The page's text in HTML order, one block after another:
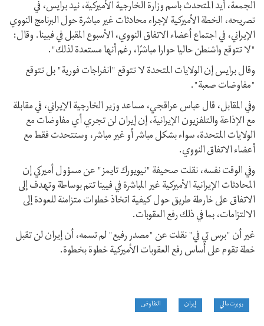
الجمعة، أيد المتحدث باسم وزارة الخارجية الأميركية، نيد برايس، في
تصريحه، الخطة الأميركية لإجراء محادثات غير مباشرة حول البرنامج النووي
الإيراني، في اجتماع أعضاء الاتفاق النووي، الأسبوع المقبل في فيينا. وقال:
"لا تتوقع واشنطن حاليا حوارا مباشرًا، رغم أنها مستعدة لذلك".
وقال برايس إن الولايات المتحدة لا تتوقع "انفراجات فورية" بل تتوقع
"مفاوضات صعبة".
وفي المقابل، قال عباس عراقجي، مساعد وزير الخارجية الإيراني، في مقابلة
مع الإذاعة والتلفزيون الإيرانية، إن إيران لن تجري أي مفاوضات مع
الولايات المتحدة، سواء بشكل مباشر أو غير مباشر، وستتحدث فقط مع
أعضاء الاتفاق النووي.
وفي الوقت نفسه، نقلت صحيفة "نيويورك تايمز" عن مسؤول أميركي إن
المحادثات الإيرانية الأميركية غير المباشرة في فيينا تتم بوساطة وتهدف إلى
الاتفاق على خارطة طريق حول كيفية اتخاذ خطوات متزامنة للعودة إلى
الالتزامات، بما في ذلك رفع العقوبات.
غير أن "برس تي في" نقلت عن "مصدر رفيع" لم تسمه، أن إيران لن تقبل
خطة تقوم على أساس رفع العقوبات الأميركية خطوة بخطوة.
روبرت مالي إيران التفاوض